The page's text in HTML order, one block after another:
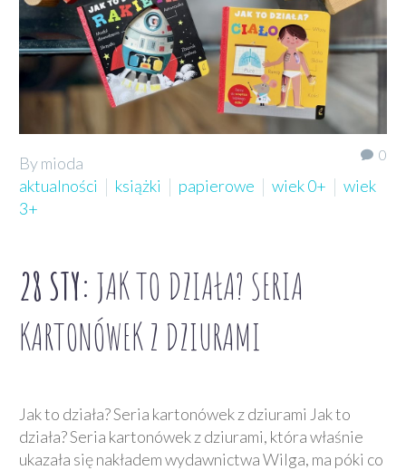
0
By mioda
aktualności
książki papierowe wiek 0+
wiek
3+
28 STY: JAK TO DZIAŁA? SERIA
KARTONÓWEK Z DZIURAMI
Jak to działa? Seria kartonówek z dziurami Jak to
działa? Seria kartonówek z dziurami, która właśnie
ukazała się nakładem wydawnictwa Wilga, ma póki co